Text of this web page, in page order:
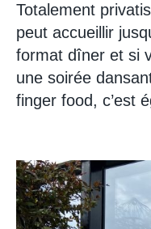
Totalement
peut accueillir
format dîner et si
une soirée
finger food, c’est